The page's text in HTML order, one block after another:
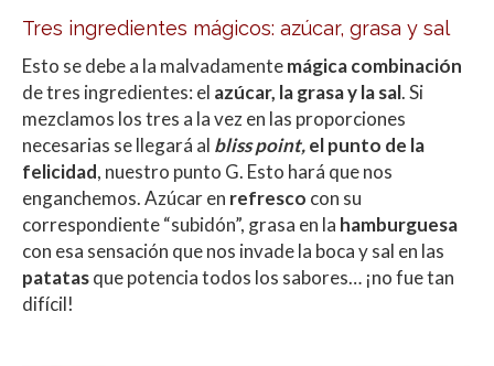
Tres ingredientes mágicos: azúcar, grasa y sal
Esto se debe a la malvadamentemágica combinación
de tres ingredientes: el azúcar, la grasa y la sal. Si
mezclamos los tres a la vez en las proporciones
necesarias se llegará al bliss point,el punto de la
felicidad, nuestro punto G. Esto hará que nos
enganchemos. Azúcar en refresco con su
correspondiente “subidón”, grasa en la hamburguesa
con esa sensación que nos invade la boca y sal en las
patatasque potencia todos los sabores… ¡no fue tan
difícil!